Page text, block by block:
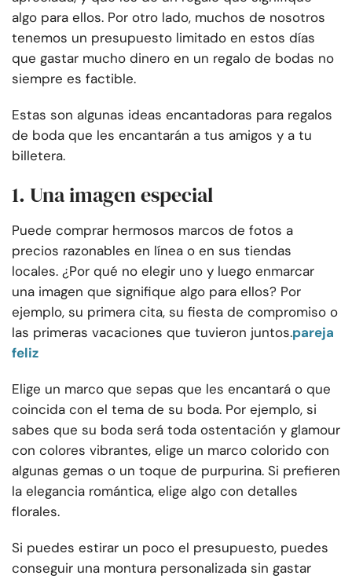
algo para ellos. Por otro lado, muchos de nosotros
tenemos un presupuesto limitado en estos días
que gastar mucho dinero en un regalo de bodas no
siempre es factible.
Estas son algunas ideas encantadoras para regalos
de boda que les encantarán a tus amigos y a tu
billetera.
1. Una imagen especial
Puede comprar hermosos marcos de fotos a
precios razonables en línea o en sus tiendas
locales. ¿Por qué no elegir uno y luego enmarcar
una imagen que signifique algo para ellos? Por
ejemplo, su primera cita, su fiesta de compromiso o
las primeras vacaciones que tuvieron juntos.pareja
feliz
Elige un marco que sepas que les encantará o que
coincida con el tema de su boda. Por ejemplo, si
sabes que su boda será toda ostentación y glamour
con colores vibrantes, elige un marco colorido con
algunas gemas o un toque de purpurina. Si prefieren
la elegancia romántica, elige algo con detalles
florales.
Si puedes estirar un poco el presupuesto, puedes
conseguir una montura personalizada sin gastar